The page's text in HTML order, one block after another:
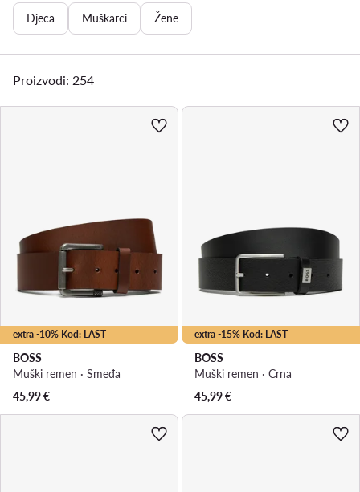
Djeca Muškarci Žene
Proizvodi: 254
extra -10% Kod: LAST
BOSS
Muški remen · Smeđa
45,99€
extra -15% Kod: LAST
BOSS
Muški remen · Crna
45,99€